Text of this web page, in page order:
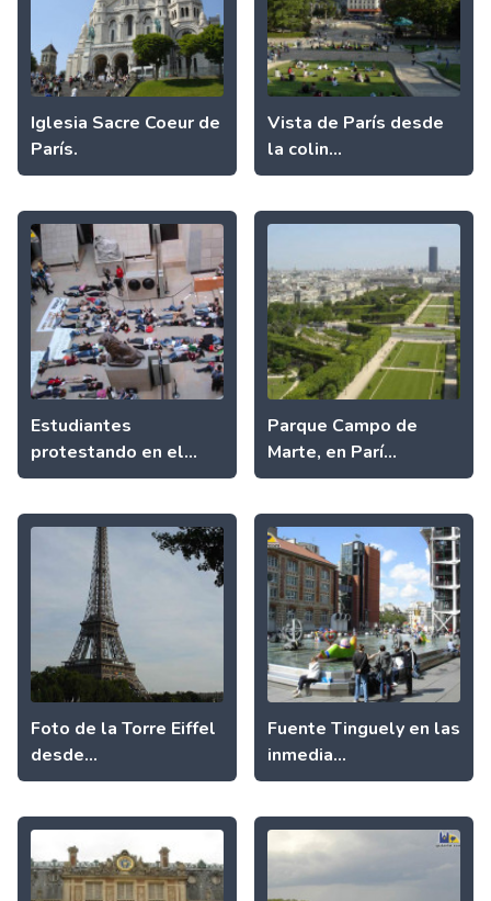
Iglesia Sacre Coeur de
París.
Vista de París desde
la colin...
Estudiantes
protestando en el...
Parque Campo de
Marte, en Parí...
Foto de la Torre Eiffel
desde...
Fuente Tinguely en las
inmedia...